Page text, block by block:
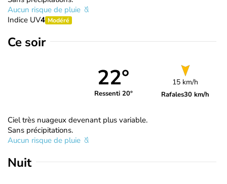
Aucun risque de pluie
Indice UV4 Modéré
Ce soir
22°
Ressenti 20°
15 km/h
Rafales30 km/h
Ciel très nuageux devenant plus variable.
Sans précipitations.
Aucun risque de pluie
Nuit